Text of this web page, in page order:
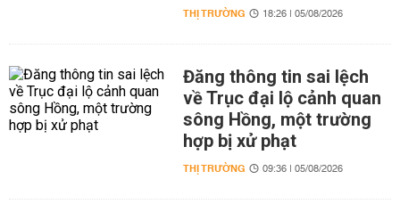
THỊ TRƯỜNG 18:26 | 05/08/2026
Đăng thông tin sai lệch
về Trục đại lộ cảnh quan
sông Hồng, một trường
hợp bị xử phạt
THỊ TRƯỜNG 09:36 | 05/08/2026